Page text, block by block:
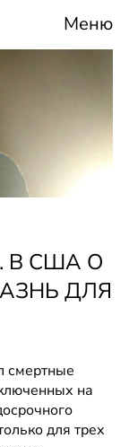
Меню
В США О
ДЛЯ
смертные
на
для трех